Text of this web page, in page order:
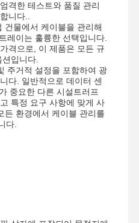
격한 테스트와 품질 관리
니다..
건물에서 케이블을 관리해
레이는 훌륭한 선택입니다.
격으로, 이 제품은 모든 규
입니다.
주거적 설정을 포함하여 광
다. 일반적으로 데이터 센
중요한 다른 시설트러프
특정 요구 사항에 맞게 사
든 환경에서 케이블 관리를
다.